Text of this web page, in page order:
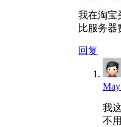
我在淘宝
比服务器
回复
我
不